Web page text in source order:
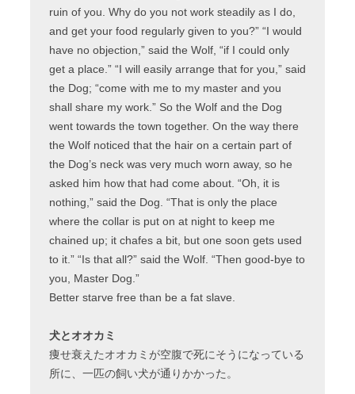
ruin of you. Why do you not work steadily as I do,
and get your food regularly given to you?” “I would
have no objection,” said the Wolf, “if I could only
get a place.” “I will easily arrange that for you,” said
the Dog; “come with me to my master and you
shall share my work.” So the Wolf and the Dog
went towards the town together. On the way there
the Wolf noticed that the hair on a certain part of
the Dog’s neck was very much worn away, so he
asked him how that had come about. “Oh, it is
nothing,” said the Dog. “That is only the place
where the collar is put on at night to keep me
chained up; it chafes a bit, but one soon gets used
to it.” “Is that all?” said the Wolf. “Then good-bye to
you, Master Dog.”
Better starve free than be a fat slave.
犬とオオカミ
痩せ衰えたオオカミが空腹で死にそうになっている
所に、一匹の飼い犬が通りかかった。